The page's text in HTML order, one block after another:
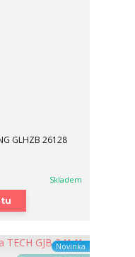
GLHZB 26128
Skladem
Novinka